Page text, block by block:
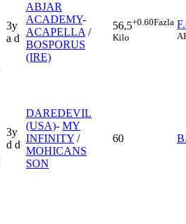
3y
a d
ABJAR
ACADEMY-
ACAPELLA /
BOSPORUS
(IRE)
56,5+0.60Fazla
Kilo
3y
d d
DAREDEVIL
(USA)- MY
INFINITY /
MOHICANS
SON
60